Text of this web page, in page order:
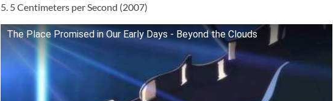
5. 5 Centimeters per Second (2007)
The Place Promised in Our Early Days - Beyond the Clouds